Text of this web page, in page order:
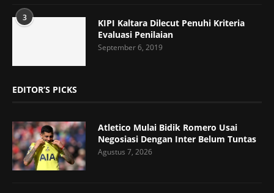
3
KIPI Kaltara Dilecut Penuhi Kriteria
Evaluasi Penilaian
September 6, 2019
EDITOR’S PICKS
Atletico Mulai Bidik Romero Usai
Negosiasi Dengan Inter Belum Tuntas
Agustus 7, 2026